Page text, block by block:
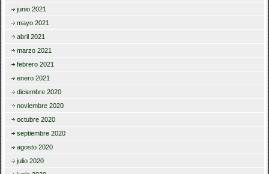
junio 2021
mayo 2021
abril 2021
marzo 2021
febrero 2021
enero 2021
diciembre 2020
noviembre 2020
octubre 2020
septiembre 2020
agosto 2020
julio 2020